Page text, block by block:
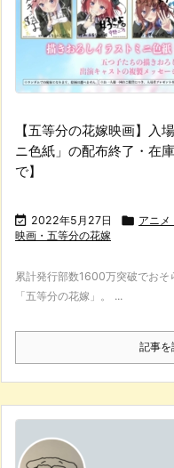
【五等分の花嫁映画】入
ニ色紙」の配布終了・在
で】
 2022年5月27日  アニメ
映画・五等分の花嫁
累計発行部数1600万突破でおそ
「五等分の花嫁」。 ...
記事を